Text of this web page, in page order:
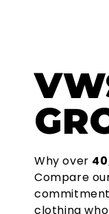
Why over
Compare
clothing